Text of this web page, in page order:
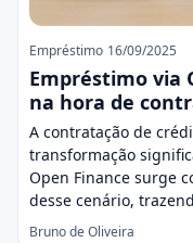
Empréstimo 16/09/2025
Empréstimo via
na hora de
A contratação de
transformação
Open Finance surge
desse cenário,
Bruno de Oliveira